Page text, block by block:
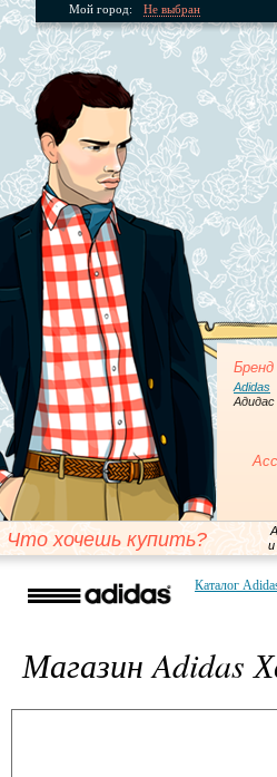
Мой город: Не выбран
Бренд
Adidas
Адидас
Что хочешь купить?
и
Каталог
Магазин Adidas